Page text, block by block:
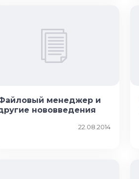
менеджер и
нововведения
22.08.2014